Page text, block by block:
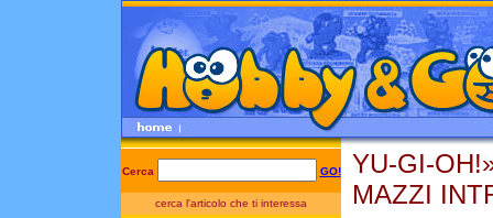
Cerca GO!
cerca l'articolo che ti interessa
YU-GI-
MAZZI